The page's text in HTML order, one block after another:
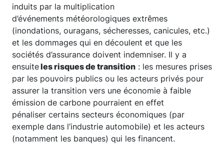
induits par la multiplication
d’événements météorologiques extrêmes
(inondations, ouragans, sécheresses, canicules, etc.)
et les dommages qui en découlent et que les
sociétés d’assurance doivent indemniser. Il y a
ensuiteles risques de transition : les mesures prises
par les pouvoirs publics ou les acteurs privés pour
assurer la transition vers une économie à faible
émission de carbone pourraient en effet
pénaliser certains secteurs économiques (par
exemple dans l’industrie automobile) et les acteurs
(notamment les banques) qui les financent.